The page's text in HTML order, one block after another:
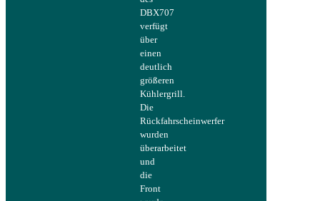
DBX707
verfügt
über
einen
deutlich
größeren
Kühlergrill.
Die
Rückfahrscheinwerfer
wurden
überarbeitet
und
die
Front